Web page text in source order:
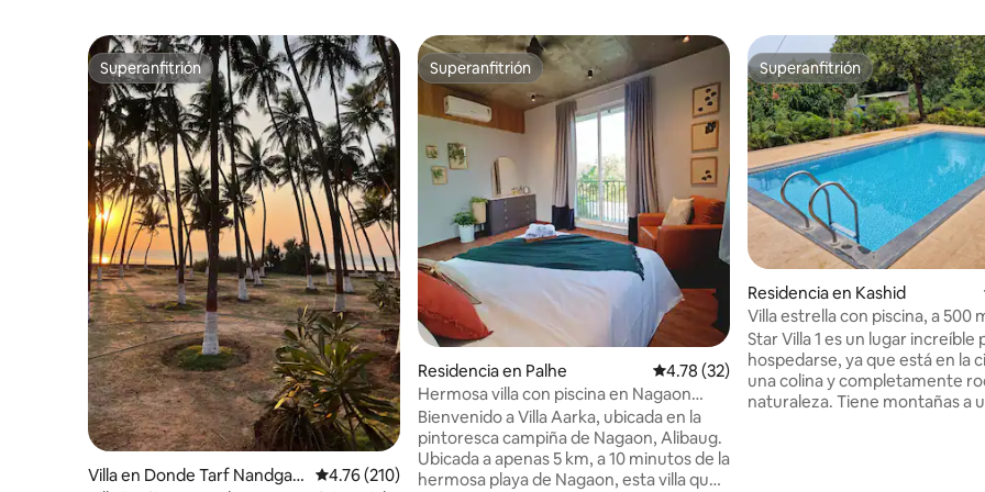
Superanfitrión
Superanfitrión
Villa en Donde Tarf Nandgao
Calificación promedio: 4.76 de 5; 210 evaluaciones
4.76 (210)
Superanfitrión
Superanfitrión
Residencia en Palhe Calificación promedio: 4.78 de 5; 32
4.78 (32)
Hermosa villa con piscina en Nagaon
cerca de la playa
Bienvenido a Villa Aarka, ubicada en la
pintoresca campiña de Nagaon, Alibaug.
Ubicada a apenas 5 km, a 10 minutos de la
hermosa playa de Nagaon, esta villa que
Superanfitrión
Superanfitrión
Residencia en Kashid
Villa estrella con piscina, a 500
la playa de Kashid
Star Villa 1 es un lugar increíble
hospedarse, ya que está en la
una colina y completamente
naturaleza. Tiene montañas a